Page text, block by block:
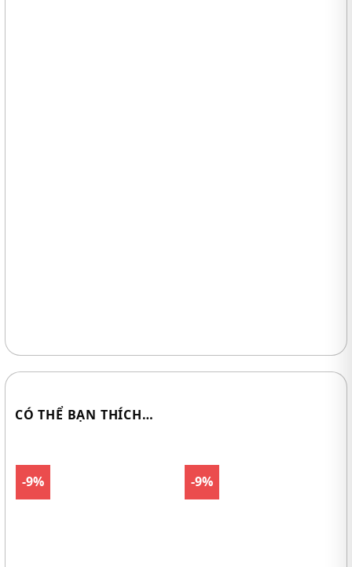
CÓ THỂ BẠN THÍCH…
-9% -9%